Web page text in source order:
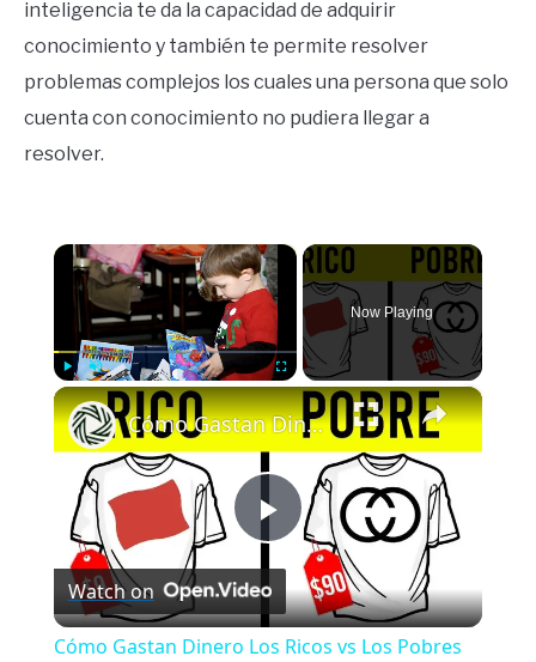
inteligencia te da la capacidad de adquirir
conocimiento y también te permite resolver
problemas complejos los cuales una persona que solo
cuenta con conocimiento no pudiera llegar a
resolver.
×
Unmute Fullscreen
Now Playing
×
Play
Video
Cómo Gastan Dinero Los Ricos vs Los Pobres (IMPACTANTE)
Watch on
Cómo Gastan Dinero Los Ricos vs Los Pobres